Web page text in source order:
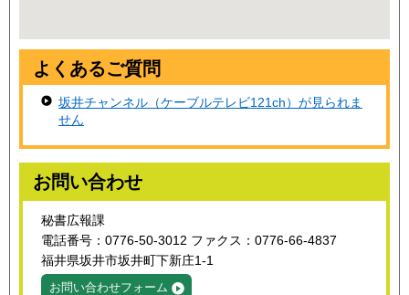
よくあるご質問
坂井チャンネル（ケーブルテレビ121ch）が見られま
せん
お問い合わせ
秘書広報課
電話番号：0776-50-3012 ファクス：0776-66-4837
福井県坂井市坂井町下新庄1-1
お問い合わせフォーム